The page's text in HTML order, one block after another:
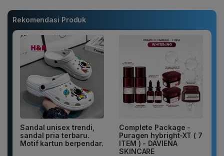
Rekomendasi Produk
Sandal unisex trendi,
sandal pria terbaru.
Motif kartun berpendar.
Complete Package -
Puragen hybright-XT ( 7
ITEM ) - DAVIENA
SKINCARE